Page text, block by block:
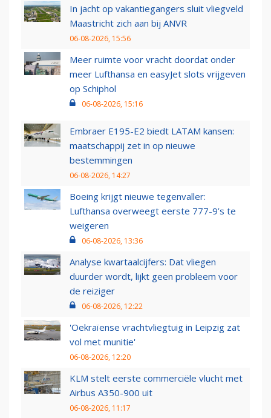
In jacht op vakantiegangers sluit vliegveld
Maastricht zich aan bij ANVR
06-08-2026, 15:56
Meer ruimte voor vracht doordat onder
meer Lufthansa en easyJet slots vrijgeven
op Schiphol
06-08-2026, 15:16
Embraer E195-E2 biedt LATAM kansen:
maatschappij zet in op nieuwe
bestemmingen
06-08-2026, 14:27
Boeing krijgt nieuwe tegenvaller:
Lufthansa overweegt eerste 777-9’s te
weigeren
06-08-2026, 13:36
Analyse kwartaalcijfers: Dat vliegen
duurder wordt, lijkt geen probleem voor
de reiziger
06-08-2026, 12:22
'Oekraïense vrachtvliegtuig in Leipzig zat
vol met munitie'
06-08-2026, 12:20
KLM stelt eerste commerciële vlucht met
Airbus A350-900 uit
06-08-2026, 11:17